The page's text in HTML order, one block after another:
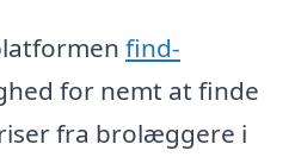
find-
for nemt at finde
fra brolæggere i